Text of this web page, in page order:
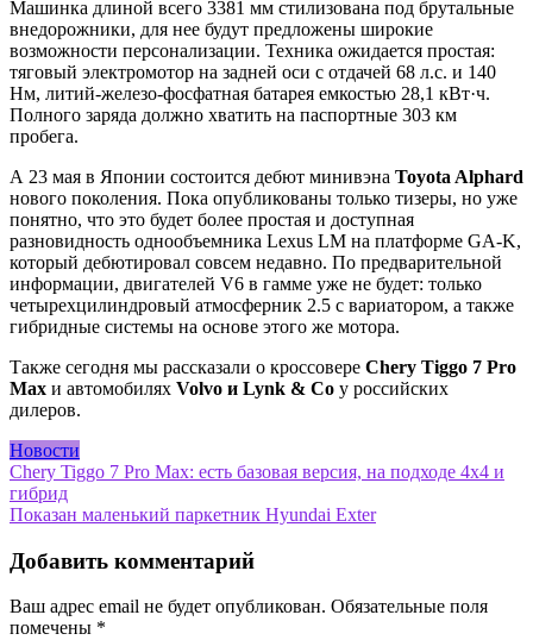
Машинка длиной всего 3381 мм стилизована под брутальные
внедорожники, для нее будут предложены широкие
возможности персонализации. Техника ожидается простая:
тяговый электромотор на задней оси с отдачей 68 л.с. и 140
Нм, литий-железо-фосфатная батарея емкостью 28,1 кВт·ч.
Полного заряда должно хватить на паспортные 303 км
пробега.
А 23 мая в Японии состоится дебют минивэна Toyota Alphard
нового поколения. Пока опубликованы только тизеры, но уже
понятно, что это будет более простая и доступная
разновидность однообъемника Lexus LM на платформе GA-K,
который дебютировал совсем недавно. По предварительной
информации, двигателей V6 в гамме уже не будет: только
четырехцилиндровый атмосферник 2.5 с вариатором, а также
гибридные системы на основе этого же мотора.
Также сегодня мы рассказали о кроссовере Chery Tiggo 7 Pro
Max и автомобилях Volvo и Lynk & Co у российских
дилеров.
Новости
Навигация
по
Chery Tiggo 7 Pro Max: есть базовая версия, на подходе 4х4 и
гибрид
Показан маленький паркетник Hyundai Exter
Добавить комментарий
Ваш адрес email не будет опубликован. Обязательные поля
помечены *